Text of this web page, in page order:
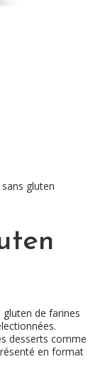
gluten
de farines
desserts comme
en format